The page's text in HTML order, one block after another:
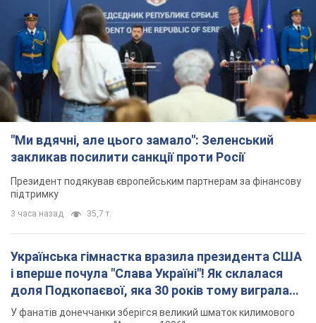
"Ми вдячні, але цього замало": Зеленський
закликав посилити санкції проти Росії
Президент подякував європейським партнерам за фінансову
підтримку
3 часа назад 35,7 т.
Українська гімнастка вразила президента США
і вперше почула "Слава Україні"! Як склалася
доля Подкопаєвої, яка 30 років тому виграла
"золото" Олімпіади
У фанатів донеччанки зберігся великий шматок килимового